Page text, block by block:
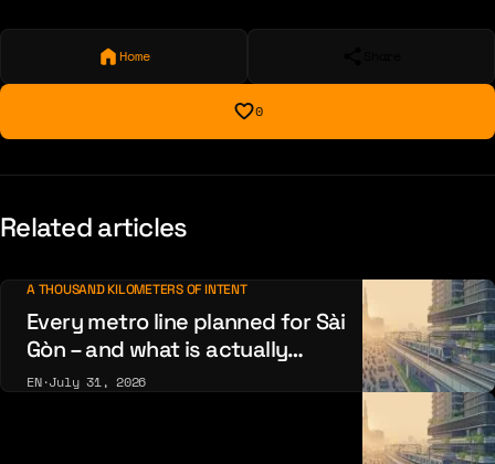
Home
0
Related articles
A THOUSAND KILOMETERS OF INTENT
Every metro line planned for Sài
Gòn – and what is actually
being built
EN·July 31, 2026